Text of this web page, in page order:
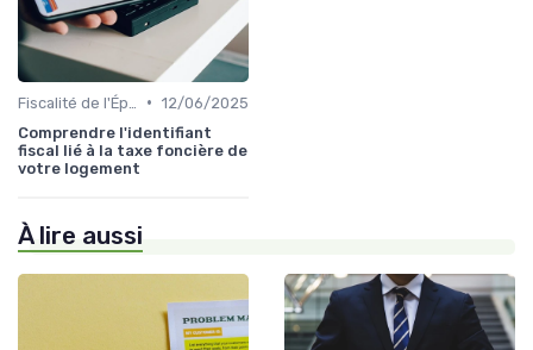
• 12/06/2025
Comprendre l'identifiant
fiscal lié à la taxe foncière de
votre logement
À lire aussi